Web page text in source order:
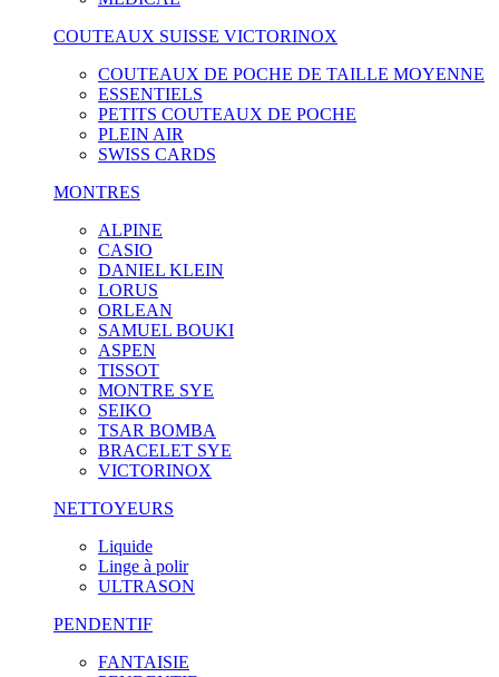
COUTEAUX SUISSE VICTORINOX
COUTEAUX DE POCHE DE TAILLE MOYENNE
ESSENTIELS
PETITS COUTEAUX DE POCHE
PLEIN AIR
SWISS CARDS
MONTRES
ALPINE
CASIO
DANIEL KLEIN
LORUS
ORLEAN
SAMUEL BOUKI
ASPEN
TISSOT
MONTRE SYE
SEIKO
TSAR BOMBA
BRACELET SYE
VICTORINOX
NETTOYEURS
Liquide
Linge à polir
ULTRASON
PENDENTIF
FANTAISIE